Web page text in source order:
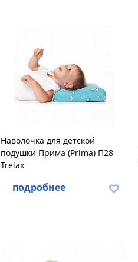
Наволочка для детской
подушки Прима (Prima) П28
Trelax
подробнее